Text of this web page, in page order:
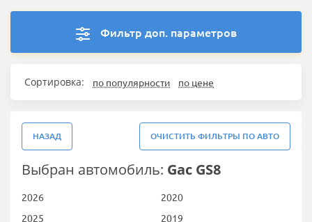
Фильтр доп. параметров
Сортировка: по популярности по цене
НАЗАД ОЧИСТИТЬ ФИЛЬТРЫ ПО АВТО
Выбран автомобиль: Gac GS8
2026
2025
2020
2019